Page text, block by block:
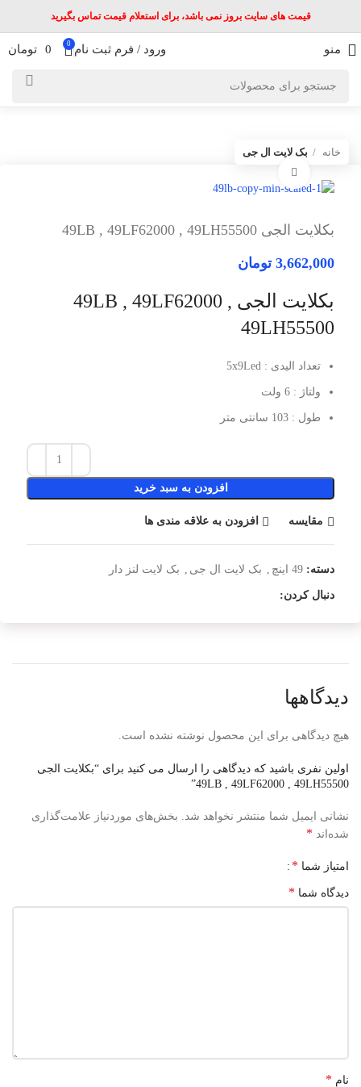
قیمت های سایت بروز نمی باشد، برای استعلام قیمت تماس بگیرید
منو ورود / فرم ثبت نام 0
0 تومان
خانه
بک لایت ال جی
بکلایت الجی 49LB , 49LF62000 , 49LH55500
3,662,000 تومان
بکلایت الجی 49LB , 49LF62000 ,
49LH55500
تعداد الیدی : 5x9Led
ولتاژ : 6 ولت
طول : 103 سانتی متر
افزودن به سبد خرید
مقایسه افزودن به علاقه مندی ها
دسته: 49 اینچ بک لایت ال جی بک لایت لنز دار
دنبال کردن:
دیدگاهها
هیچ دیدگاهی برای این محصول نوشته نشده است.
اولین نفری باشید که دیدگاهی را ارسال می کنید برای “بکلایت الجی
49LB , 49LF62000 , 49LH55500”
نشانی ایمیل شما منتشر نخواهد شد.
بخش‌های موردنیاز علامت‌گذاری
شده‌اند *
امتیاز شما *
دیدگاه شما *
نام *